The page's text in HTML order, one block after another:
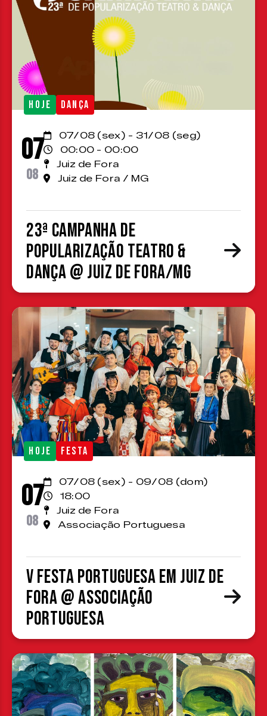
HOJE DANÇA
07
08
07/08 (sex) - 31/08 (seg)
00:00 - 00:00
Juiz de Fora
Juiz de Fora / MG
23ª Campanha de
Popularização Teatro &
Dança @ Juiz de Fora/MG
HOJE FESTA
07
08
07/08 (sex) - 09/08 (dom)
18:00
Juiz de Fora
Associação Portuguesa
V Festa Portuguesa em Juiz de
Fora @ Associação
Portuguesa